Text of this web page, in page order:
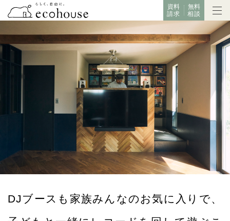
資料
請求
無料
相談
DJブースも家族みんなのお気に入りで、